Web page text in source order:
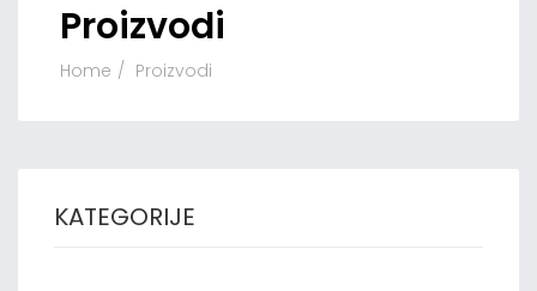
Proizvodi
Home Proizvodi
KATEGORIJE